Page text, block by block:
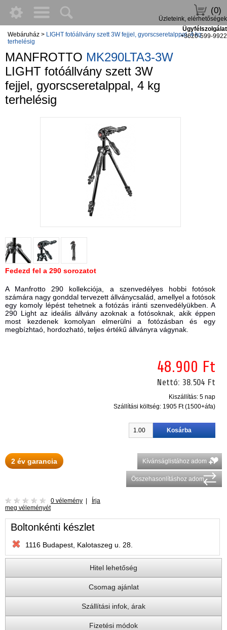
(0)
Üzleteink, elérhetőségek
Ügyfélszolgálat
+3620-599-9922
Webáruház > LIGHT fotóállvány szett 3W fejjel, gyorscseretalppal, 4 kg
terhelésig
MANFROTTO MK290LTA3-3W
LIGHT fotóállvány szett 3W
fejjel, gyorscseretalppal, 4 kg
terhelésig
Fedezd fel a 290 sorozatot
A Manfrotto 290 kollekciója, a szenvedélyes hobbi fotósok
számára nagy gonddal tervezett állványcsalád, amellyel a fotósok
egy komoly lépést tehetnek a fotózás iránti szenvedélyükben. A
290 Light az ideális állvány azoknak a fotósoknak, akik éppen
most kezdenek komolyan elmerülni a fotózásban és egy
megbízhtaó, hordozható, teljes értékű állványra vágynak.
48.900 Ft
Nettó: 38.504 Ft
Kiszállítás: 5 nap
Szállítási költség: 1905 Ft (1500+áfa)
2 év garancia Kívánságlistához adom
Összehasonlításhoz adom
0 vélemény
Írja
meg véleményét
Boltonkénti készlet
1116 Budapest, Kalotaszeg u. 28.
Hitel lehetőség
Csomag ajánlat
Szállítási infok, árak
Fizetési módok